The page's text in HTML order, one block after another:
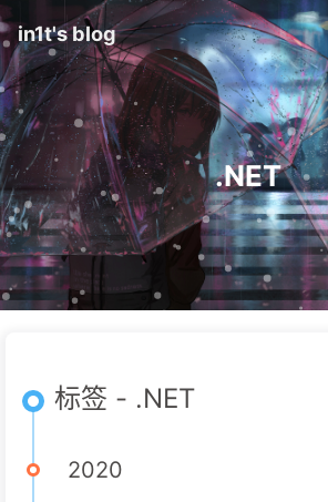
in1t's blog
.NET
标签 - .NET
2020